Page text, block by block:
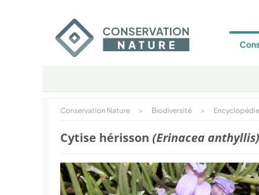
Conservation Nature > Biodiversité >
Cytise hérisson (Erinacea anthyllis)